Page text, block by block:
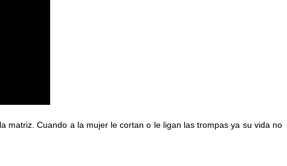
matriz. Cuando a la mujer le cortan o le ligan las trompas ya su vida no